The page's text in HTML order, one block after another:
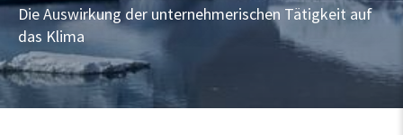
Die Auswirkung der unternehmerischen Tätigkeit auf
das Klima